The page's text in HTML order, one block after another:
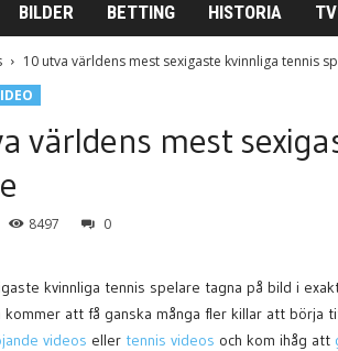
BILDER BETTING HISTORIA
10 utva världens mest sexigaste kvinnliga tennis
världens mest
8497 0
kvinnliga tennis spelare tagna på bild i
kommer att få ganska många fler killar att börja
videos eller tennis videos och kom ihåg att